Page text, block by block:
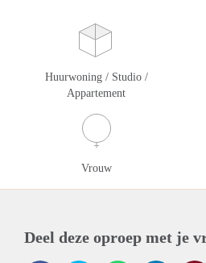
Huurwoning / Studio /
Appartement
Vrouw
Deel deze oproep met je